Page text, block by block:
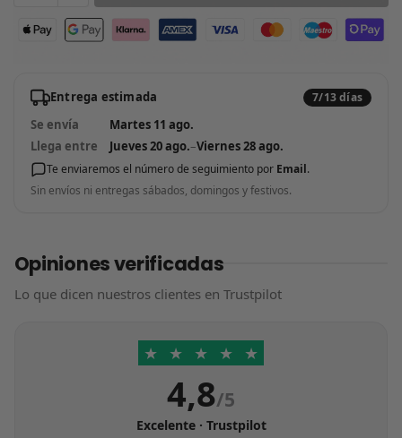
Entrega estimada 7/13 días
Se envía
Martes 11 ago.
Llega entre
Jueves 20 ago.–Viernes 28 ago.
Te enviaremos el número de seguimiento por Email.
Sin envíos ni entregas sábados, domingos y festivos.
Opiniones verificadas
Lo que dicen nuestros clientes en Trustpilot
★ ★ ★ ★ ★
4,8/5
Excelente · Trustpilot